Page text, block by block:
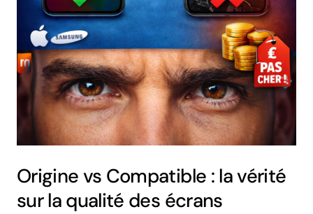
Origine vs Compatible : la vérité
sur la qualité des écrans